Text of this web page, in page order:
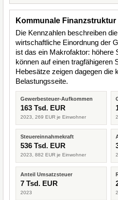
Kommunale Finanzstruktur
Die Kennzahlen beschreiben
wirtschaftliche Einordnung der
ist das ein Makrofaktor: höhere
können auf einen tragfähigeren
Hebesätze zeigen dagegen die
Belastungsseite.
Gewerbesteuer-Aufkommen
163 Tsd. EUR
2023, 269 EUR je Einwohner
Steuereinnahmekraft
536 Tsd. EUR
2023, 882 EUR je Einwohner
Anteil Umsatzsteuer
7 Tsd. EUR
2023